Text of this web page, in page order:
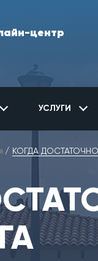
центр
УСЛУГИ
КОГДА